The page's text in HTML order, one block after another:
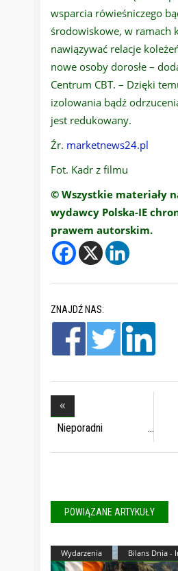
wsparcia rówieśniczego
środowiskowe, w ramach
nawiązywać relacje
nowe osoby dorosłe –
Centrum CBT. – Dzięki
izolowania bądź
jest redukowany.
Źr. marketnews24.pl
Fot. Kadr z filmu
© Wszystkie materiały
wydawcy Polska-IE
prawem autorskim.
ZNAJDŹ NAS:
Nieporadni
POWIĄZANE ARTYKUŁY
Wydarzenia Bilans Dnia -